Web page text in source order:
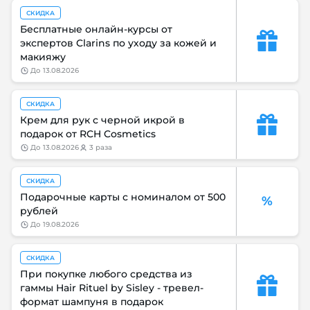
СКИДКА
Бесплатные онлайн-курсы от
экспертов Clarins по уходу за кожей и
макияжу
до 13.08.2026
СКИДКА
Крем для рук с черной икрой в
подарок от RCH Cosmetics
до 13.08.2026 3 раза
%
СКИДКА
Подарочные карты с номиналом от 500
рублей
до 19.08.2026
СКИДКА
При покупке любого средства из
гаммы Hair Rituel by Sisley - тревел-
формат шампуня в подарок